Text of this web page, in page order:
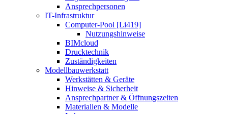
Ansprechpersonen
IT-Infrastruktur
Computer-Pool [Li419]
Nutzungshinweise
BIMcloud
Drucktechnik
Zuständigkeiten
Modellbauwerkstatt
Werkstätten & Geräte
Hinweise & Sicherheit
Ansprechpartner & Öffnungszeiten
Materialien & Modelle